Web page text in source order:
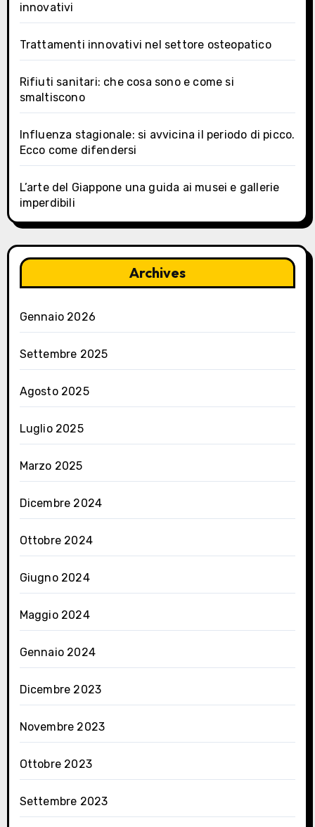
innovativi
Trattamenti innovativi nel settore osteopatico
Rifiuti sanitari: che cosa sono e come si
smaltiscono
Influenza stagionale: si avvicina il periodo di picco.
Ecco come difendersi
L’arte del Giappone una guida ai musei e gallerie
imperdibili
Archives
Gennaio 2026
Settembre 2025
Agosto 2025
Luglio 2025
Marzo 2025
Dicembre 2024
Ottobre 2024
Giugno 2024
Maggio 2024
Gennaio 2024
Dicembre 2023
Novembre 2023
Ottobre 2023
Settembre 2023